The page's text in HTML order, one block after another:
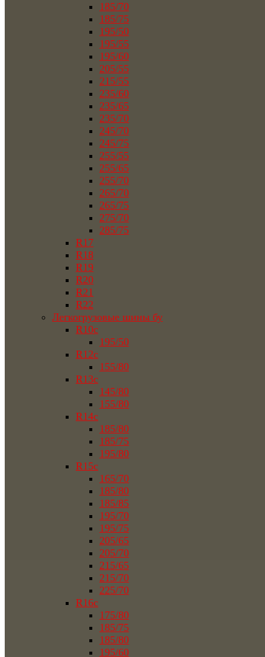
185/70
185/75
195/50
195/55
195/60
205/55
215/55
235/60
235/65
235/70
245/70
245/75
255/55
255/65
255/70
265/70
265/75
275/70
285/75
R17
R18
R19
R20
R21
R22
Легкогрузовые шины бу
R10c
195/50
R12c
155/80
R13c
145/80
155/80
R14c
185/80
185/75
195/80
R15c
165/70
185/80
185/85
195/70
195/75
205/65
205/70
215/65
215/70
225/70
R16c
175/80
185/75
185/80
195/60